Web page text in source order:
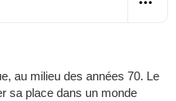
au milieu des années 70. Le
sa place dans un monde